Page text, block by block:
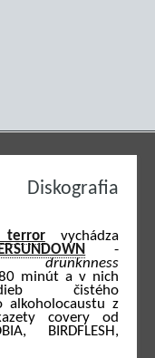
terrorvychádza
-
minút a v nich
čistého
alkoholocaustu z
covery od
BIRDFLESH,